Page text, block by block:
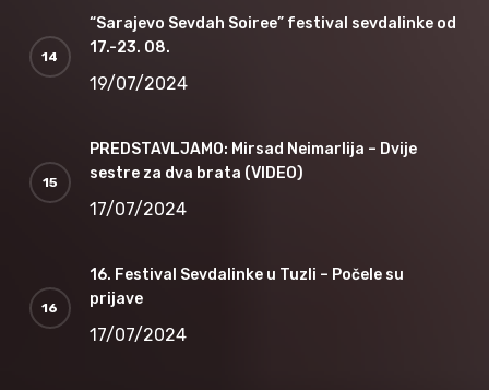
“Sarajevo Sevdah Soiree” festival sevdalinke od
17.-23. 08.
19/07/2024
PREDSTAVLJAMO: Mirsad Neimarlija – Dvije
sestre za dva brata (VIDEO)
17/07/2024
16. Festival Sevdalinke u Tuzli – Počele su
prijave
17/07/2024